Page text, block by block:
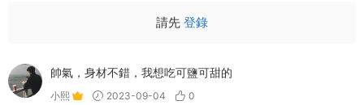
請先 登錄
帥氣，身材不錯，我想吃可鹽可甜的
小熙 2023-09-04 0